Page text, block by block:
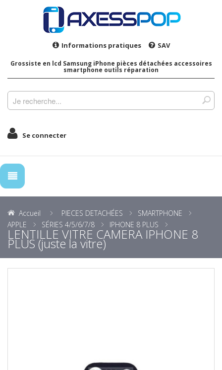
Informations pratiques SAV
Grossiste en lcd Samsung iPhone pièces détachées accessoires
smartphone outils réparation
Se connecter
Accueil PIECES DETACHÉES
SMARTPHONE
APPLE
SÉRIES 4/5/6/7/8 IPHONE 8 PLUS
LENTILLE VITRE CAMERA IPHONE 8
PLUS (juste la vitre)